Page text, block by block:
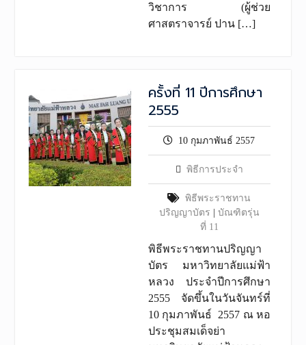
วิชาการ (ผู้ช่วย
ศาสตราจารย์ ปาน […]
ครั้งที่ 11 ปีการศึกษา
2555
10 กุมภาพันธ์ 2557
พิธีการประจำ
พิธีพระราชทาน
ปริญญาบัตร
บัณฑิตรุ่น
ที่ 11
พิธีพระราชทานปริญญา
บัตร มหาวิทยาลัยแม่ฟ้า
หลวง ประจำปีการศึกษา
2555 จัดขึ้นในวันจันทร์ที่
10 กุมภาพันธ์ 2557 ณ หอ
ประชุมสมเด็จย่า